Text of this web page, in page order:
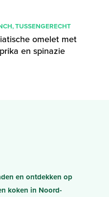
,TUSSENGERECHT
omelet met
en spinazie
en ontdekken op
koken in Noord-